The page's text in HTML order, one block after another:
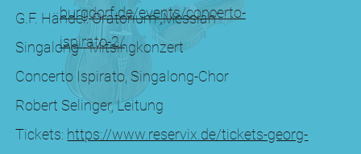
burgdorf.de/events/concerto-
ispirato-2/
G.F. Händel: Oratorium „Messiah“
Singalong - Mitsingkonzert
Concerto Ispirato, Singalong-Chor
Robert Selinger, Leitung
Tickets: https://www.reservix.de/tickets-georg-